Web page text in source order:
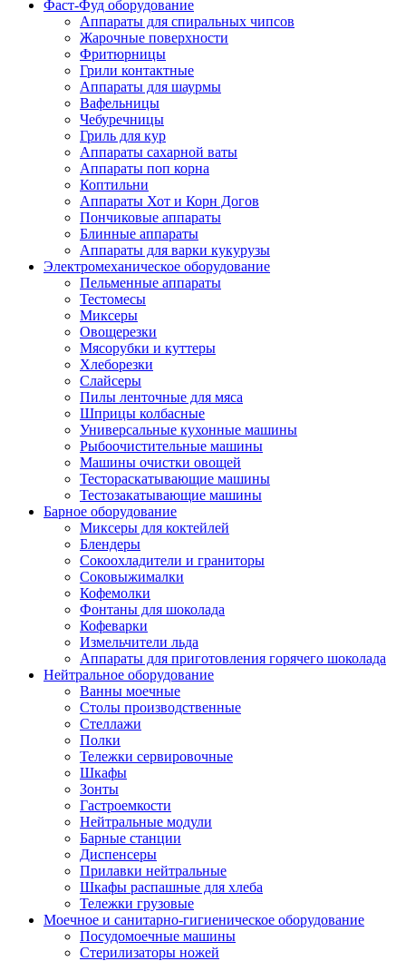
Фаст-Фуд оборудование
Аппараты для спиральных чипсов
Жарочные поверхности
Фритюрницы
Грили контактные
Аппараты для шаурмы
Вафельницы
Чебуречницы
Гриль для кур
Аппараты сахарной ваты
Аппараты поп корна
Коптильни
Аппараты Хот и Корн Догов
Пончиковые аппараты
Блинные аппараты
Аппараты для варки кукурузы
Электромеханическое оборудование
Пельменные аппараты
Тестомесы
Миксеры
Овощерезки
Мясорубки и куттеры
Хлеборезки
Слайсеры
Пилы ленточные для мяса
Шприцы колбасные
Универсальные кухонные машины
Рыбоочистительные машины
Машины очистки овощей
Тестораскатывающие машины
Тестозакатывающие машины
Барное оборудование
Миксеры для коктейлей
Блендеры
Сокоохладители и граниторы
Соковыжималки
Кофемолки
Фонтаны для шоколада
Кофеварки
Измельчители льда
Аппараты для приготовления горячего шоколада
Нейтральное оборудование
Ванны моечные
Столы производственные
Стеллажи
Полки
Тележки сервировочные
Шкафы
Зонты
Гастроемкости
Нейтральные модули
Барные станции
Диспенсеры
Прилавки нейтральные
Шкафы распашные для хлеба
Тележки грузовые
Моечное и санитарно-гигиеническое оборудование
Посудомоечные машины
Стерилизаторы ножей